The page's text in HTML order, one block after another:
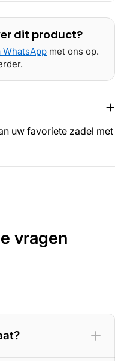
dit product?
met ons op.
uw favoriete zadel met
vragen